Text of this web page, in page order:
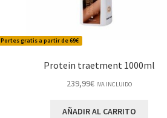
Portes gratis a partir de 69€
Protein traetment 1000ml
239,99€ IVA INCLUIDO
AÑADIR AL CARRITO